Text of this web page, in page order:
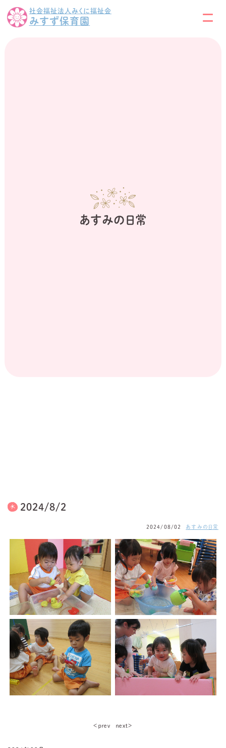
社会福祉法人みくに福祉会
みすず保育園
あすみの日常
2024/8/2
2024/08/02 あすみの日常
＜ｐｒｅｖ ｎｅｘｔ＞